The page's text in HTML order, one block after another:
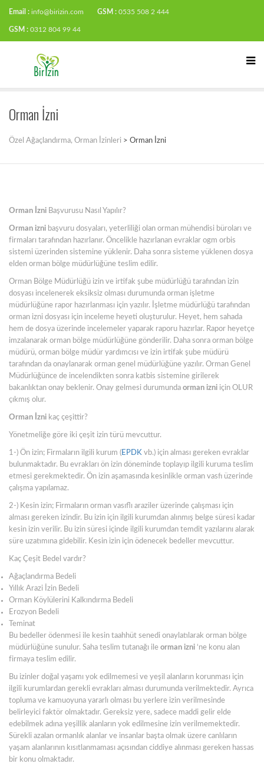
Email : info@birizin.com GSM : 0535 508 2 444
GSM : 0312 804 99 44
Orman İzni
Özel Ağaçlandırma, Orman İzinleri > Orman İzni
Orman İzni Başvurusu Nasıl Yapılır?
Orman izni başvuru dosyaları, yeterliliği olan orman mühendisi büroları ve
firmaları tarafından hazırlanır. Öncelikle hazırlanan evraklar ogm orbis
sistemi üzerinden sistemine yüklenir. Daha sonra sisteme yüklenen dosya
elden orman bölge müdürlüğüne teslim edilir.
Orman Bölge Müdürlüğü izin ve irtifak şube müdürlüğü tarafından izin
dosyası incelenerek eksiksiz olması durumunda orman işletme
müdürlüğüne rapor hazırlanması için yazılır. İşletme müdürlüğü tarafından
orman izni dosyası için inceleme heyeti oluşturulur. Heyet, hem sahada
hem de dosya üzerinde incelemeler yaparak raporu hazırlar. Rapor heyetçe
imzalanarak orman bölge müdürlüğüne gönderilir. Daha sonra orman bölge
müdürü, orman bölge müdür yardımcısı ve izin irtifak şube müdürü
tarafından da onaylanarak orman genel müdürlüğüne yazılır. Orman Genel
Müdürlüğünce de incelendikten sonra katbis sistemine girilerek
bakanlıktan onay beklenir. Onay gelmesi durumunda orman izni için OLUR
çıkmış olur.
Orman İzni kaç çeşittir?
Yönetmeliğe göre iki çeşit izin türü mevcuttur.
1-) Ön izin; Firmaların ilgili kurum (EPDK vb.) için alması gereken evraklar
bulunmaktadır. Bu evrakları ön izin döneminde toplayıp ilgili kuruma teslim
etmesi gerekmektedir. Ön izin aşamasında kesinlikle orman vasfı üzerinde
çalışma yapılamaz.
2-) Kesin izin; Firmaların orman vasıflı araziler üzerinde çalışması için
alması gereken izindir. Bu izin için ilgili kurumdan alınmış belge süresi kadar
kesin izin verilir. Bu izin süresi içinde ilgili kurumdan temdit yazılarını alarak
süre uzatımına gidebilir. Kesin izin için ödenecek bedeller mevcuttur.
Kaç Çeşit Bedel vardır?
Ağaçlandırma Bedeli
Yıllık Arazi İzin Bedeli
Orman Köylülerini Kalkındırma Bedeli
Erozyon Bedeli
Teminat
Bu bedeller ödenmesi ile kesin taahhüt senedi onaylatılarak orman bölge
müdürlüğüne sunulur. Saha teslim tutanağı ile orman izni ‘ne konu alan
firmaya teslim edilir.
Bu izinler doğal yaşamı yok edilmemesi ve yeşil alanların korunması için
ilgili kurumlardan gerekli evrakları alması durumunda verilmektedir. Ayrıca
topluma ve kamuoyuna yararlı olması bu yerlere izin verilmesinde
belirleyici faktör olmaktadır. Gereksiz yere, sadece maddi gelir elde
edebilmek adına yeşillik alanların yok edilmesine izin verilmemektedir.
Sürekli azalan ormanlık alanlar ve insanlar başta olmak üzere canlıların
yaşam alanlarının kısıtlanmaması açısından ciddiye alınması gereken hassas
bir konu olmaktadır.